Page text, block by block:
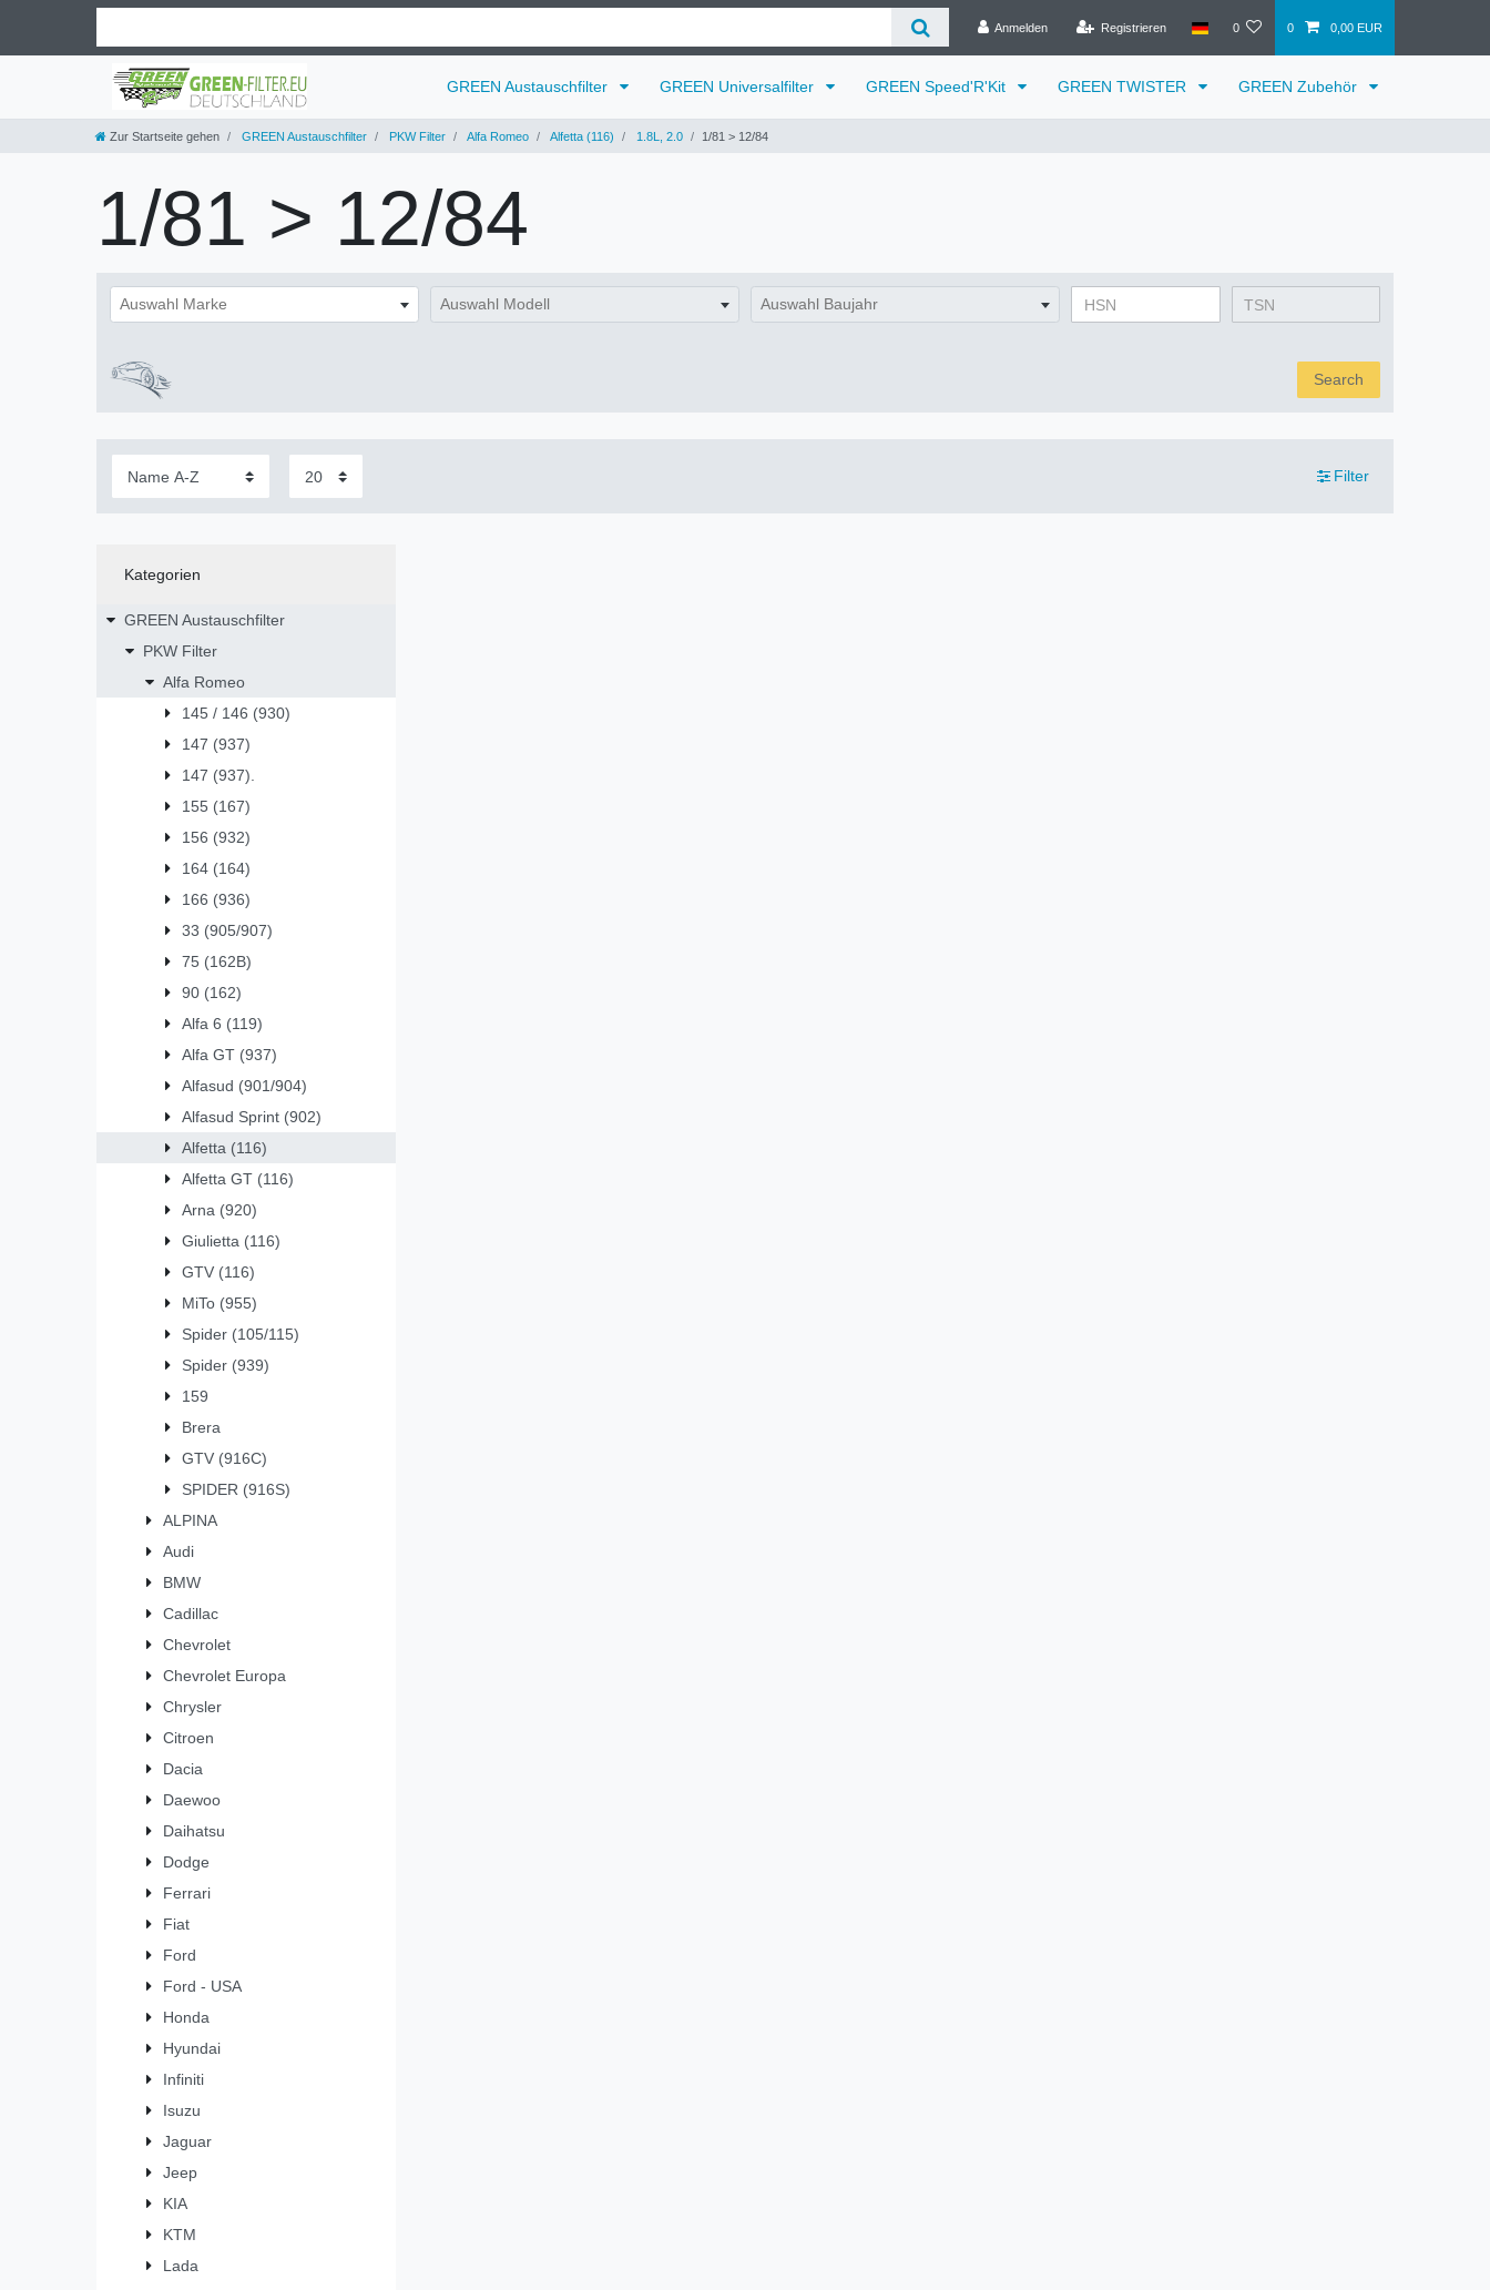
Anmelden Registrieren 0 0 0,00 EUR
GREEN Austauschfilter GREEN Universalfilter GREEN Speed'R'Kit GREEN TWISTER GREEN Zubehör
Zur Startseite gehen GREEN Austauschfilter PKW Filter Alfa Romeo Alfetta (116) 1.8L, 2.0 1/81 > 12/84
1/81 > 12/84
Auswahl Marke Auswahl Modell Auswahl Baujahr
Search
Filter
Kategorien
GREEN Austauschfilter
PKW Filter
Alfa Romeo
145 / 146 (930)
147 (937)
147 (937).
155 (167)
156 (932)
164 (164)
166 (936)
33 (905/907)
75 (162B)
90 (162)
Alfa 6 (119)
Alfa GT (937)
Alfasud (901/904)
Alfasud Sprint (902)
Alfetta (116)
Alfetta GT (116)
Arna (920)
Giulietta (116)
GTV (116)
MiTo (955)
Spider (105/115)
Spider (939)
159
Brera
GTV (916C)
SPIDER (916S)
ALPINA
Audi
BMW
Cadillac
Chevrolet
Chevrolet Europa
Chrysler
Citroen
Dacia
Daewoo
Daihatsu
Dodge
Ferrari
Fiat
Ford
Ford - USA
Honda
Hyundai
Infiniti
Isuzu
Jaguar
Jeep
KIA
KTM
Lada